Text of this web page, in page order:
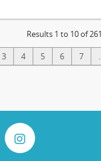
Results 1 to 10 of
3 4 5 6 7